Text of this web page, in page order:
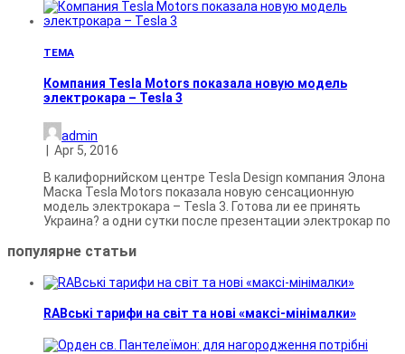
ТЕМА
Компания Tesla Motors показала новую модель
электрокара – Tesla 3
admin
Apr 5, 2016
В калифорнийском центре Tesla Design компания Элона
Маска Tesla Motors показала новую сенсационную
модель электрокара – Tesla 3. Готова ли ее принять
Украина? а одни сутки после презентации электрокар по
популярне статьи
RABські тарифи на світ та нові «максі-мінімалки»